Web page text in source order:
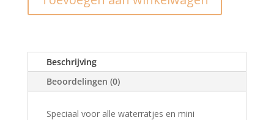
stickers
(8st.)
aantal
Beschrijving
Beoordelingen (0)
Speciaal voor alle waterratjes en mini